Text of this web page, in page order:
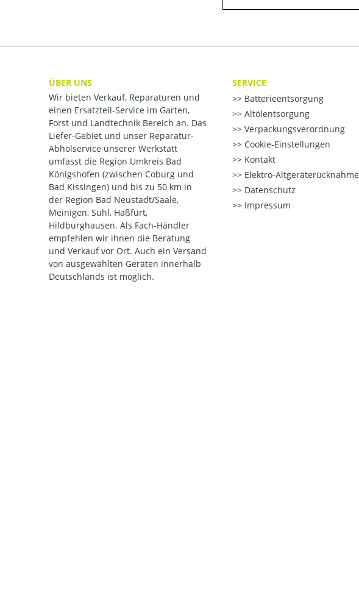
ÜBER UNS
Wir bieten Verkauf, Reparaturen und
einen Ersatzteil-Service im Garten,
Forst und Landtechnik Bereich an. Das
Liefer-Gebiet und unser Reparatur-
Abholservice unserer Werkstatt
umfasst die Region Umkreis Bad
Königshofen (zwischen Coburg und
Bad Kissingen) und bis zu 50 km in
der Region Bad Neustadt/Saale,
Meinigen, Suhl, Haßfurt,
Hildburghausen. Als Fach-Händler
empfehlen wir ihnen die Beratung
und Verkauf vor Ort. Auch ein Versand
von ausgewählten Geräten innerhalb
Deutschlands ist möglich.
SERVICE
Batterieentsorgung
Altölentsorgung
Verpackungsverordnung
Cookie-Einstellungen
Kontakt
Elektro-Altgeräterücknahme
Datenschutz
Impressum